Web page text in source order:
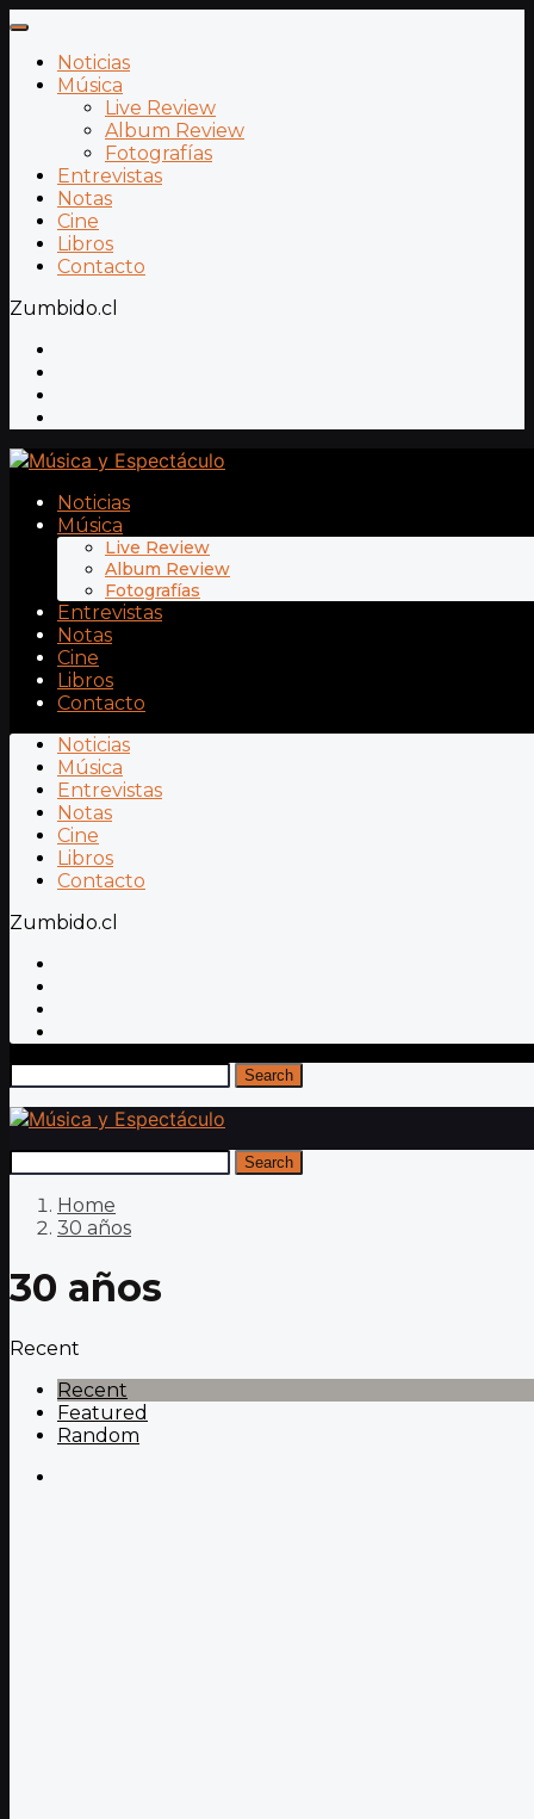
Noticias
Música
Live Review
Album Review
Fotografías
Entrevistas
Notas
Cine
Libros
Contacto
Zumbido.cl
Noticias
Música
Live Review
Album Review
Fotografías
Entrevistas
Notas
Cine
Libros
Contacto
Noticias
Música
Entrevistas
Notas
Cine
Libros
Contacto
Zumbido.cl
Search
Search
Home
30 años
30 años
Recent
Recent
Featured
Random